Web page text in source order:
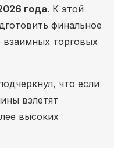
года. К этой
финальное
торговых
что если
взлетят
высоких